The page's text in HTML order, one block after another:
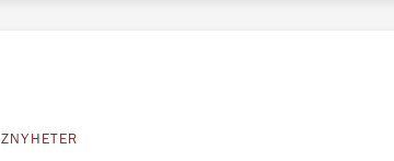
ZNYHETER